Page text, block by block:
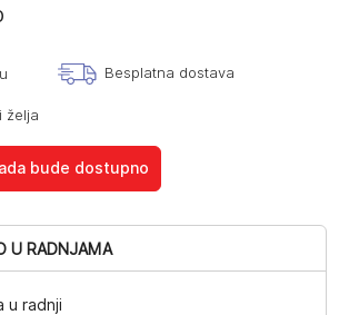
Besplatna dostava
želja
bude dostupno
U RADNJAMA
u radnji